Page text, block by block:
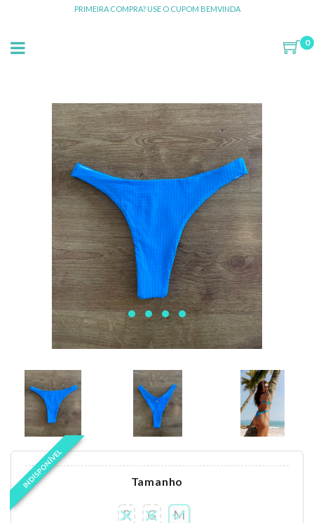
PRIMEIRA COMPRA? USE O CUPOM BEMVINDA
0
INDISPONÍVEL Tamanho
P G M